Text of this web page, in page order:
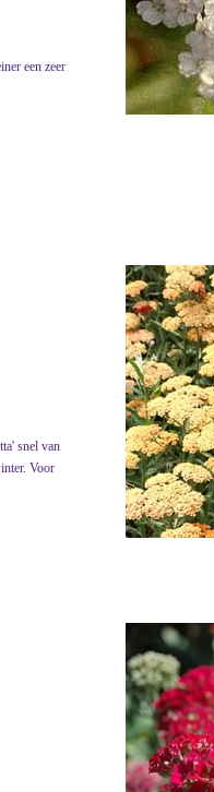
een zeer
snel van
Voor